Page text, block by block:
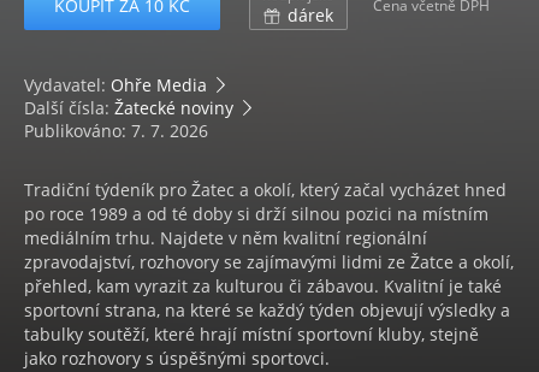
KOUPIT ZA 10 KČ dárek Cena včetně DPH
Vydavatel: Ohře Media
Další čísla: Žatecké noviny
Publikováno: 7. 7. 2026
Tradiční týdeník pro Žatec a okolí, který začal vycházet hned
po roce 1989 a od té doby si drží silnou pozici na místním
mediálním trhu. Najdete v něm kvalitní regionální
zpravodajství, rozhovory se zajímavými lidmi ze Žatce a okolí,
přehled, kam vyrazit za kulturou či zábavou. Kvalitní je také
sportovní strana, na které se každý týden objevují výsledky a
tabulky soutěží, které hrají místní sportovní kluby, stejně
jako rozhovory s úspěšnými sportovci.